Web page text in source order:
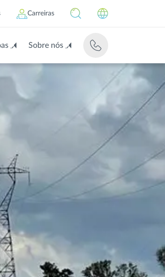
Carreiras
Sobre nós